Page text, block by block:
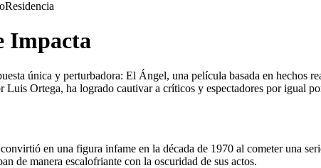
Residencia
Impacta
única y perturbadora: El Ángel, una película basada en hechos
Ortega, ha logrado cautivar a críticos y espectadores por igual
en una figura infame en la década de 1970 al cometer una
de manera escalofriante con la oscuridad de sus actos.